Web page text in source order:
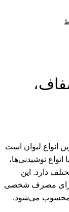
انواع لیوان است
نوشیدنی‌ها،
دارد. این
برای مصرف شخصی
محسوب می‌شود.